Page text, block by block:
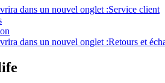
dans un nouvel onglet :Service client
dans un nouvel onglet :Retours et